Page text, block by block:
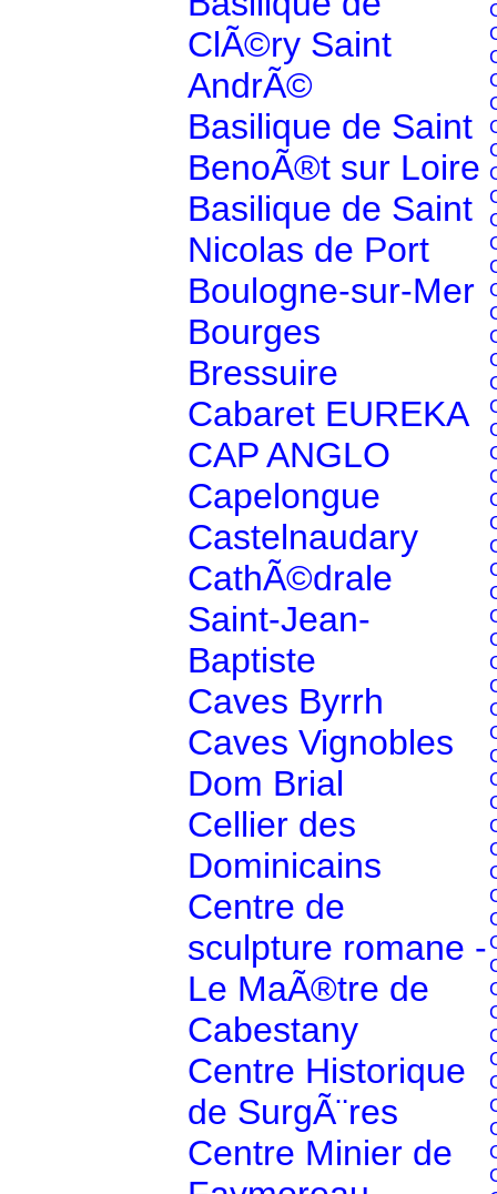
ClÃ©ry Saint
AndrÃ©
Basilique de Saint
BenoÃ®t sur Loire
Basilique de Saint
Nicolas de Port
Boulogne-sur-Mer
Bourges
Bressuire
Cabaret EUREKA
CAP ANGLO
Capelongue
Castelnaudary
CathÃ©drale
Saint-Jean-
Baptiste
Caves Byrrh
Caves Vignobles
Dom Brial
Cellier des
Dominicains
Centre de
sculpture romane -
Le MaÃ®tre de
Cabestany
Centre Historique
de SurgÃ¨res
Centre Minier de